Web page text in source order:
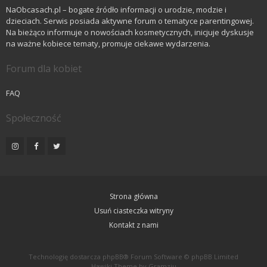
NaObcasach.pl – bogate źródło informacji o urodzie, modzie i
dzieciach. Serwis posiada aktywne forum o tematyce parentingowej.
Na bieżąco informuje o nowościach kosmetycznych, inicjuje dyskusje
na ważne kobiece tematy, promuje ciekawe wydarzenia.
Forum dla kobiet
FAQ
Społeczność
Strona główna
Usuń ciasteczka witryny
Kontakt z nami
Technologię dostarcza phpBB® Forum Software © phpBB Limited